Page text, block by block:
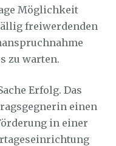
Möglichkeit
freiwerdenden
zu warten.
Erfolg. Das
einen
in einer